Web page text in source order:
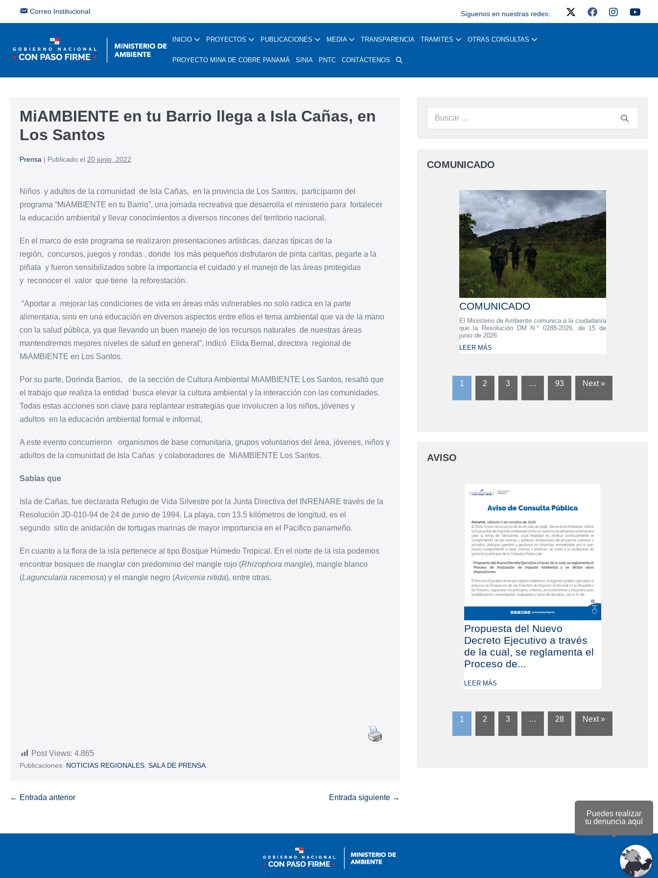
Puedes realizar
tu denuncia aquí
Correo Institucional Síguenos en nuestras redes:
INICIO PROYECTOS PUBLICACIONES MEDIA TRANSPARENCIA TRAMITES OTRAS CONSULTAS
PROYECTO MINA DE COBRE PANAMÁ SINIA PNTC CONTÁCTENOS
MiAMBIENTE en tu Barrio llega a Isla Cañas, en
Los Santos
Prensa | Publicado el 20 junio, 2022
Niños y adultos de la comunidad de Isla Cañas, en la provincia de Los Santos, participaron del
programa “MiAMBIENTE en tu Barrio”, una jornada recreativa que desarrolla el ministerio para fortalecer
la educación ambiental y llevar conocimientos a diversos rincones del territorio nacional.
En el marco de este programa se realizaron presentaciones artísticas, danzas típicas de la
región, concursos, juegos y rondas , donde los más pequeños disfrutaron de pinta caritas, pegarle a la
piñata y fueron sensibilizados sobre la importancia el cuidado y el manejo de las áreas protegidas
y reconocer el valor que tiene la reforestación.
“Aportar a mejorar las condiciones de vida en áreas más vulnerables no solo radica en la parte
alimentaria, sino en una educación en diversos aspectos entre ellos el tema ambiental que va de la mano
con la salud pública, ya que llevando un buen manejo de los recursos naturales de nuestras áreas
mantendremos mejores niveles de salud en general”, indicó Elida Bernal, directora regional de
MiAMBIENTE en Los Santos.
Por su parte, Dorinda Barrios, de la sección de Cultura Ambiental MiAMBIENTE Los Santos, resaltó que
el trabajo que realiza la entidad busca elevar la cultura ambiental y la interacción con las comunidades.
Todas estas acciones son clave para replantear estrategias que involucren a los niños, jóvenes y
adultos en la educación ambiental formal e informal,
A este evento concurrieron organismos de base comunitaria, grupos voluntarios del área, jóvenes, niños y
adultos de la comunidad de Isla Cañas y colaboradores de MiAMBIENTE Los Santos.
Sabías que
Isla de Cañas, fue declarada Refugio de Vida Silvestre por la Junta Directiva del INRENARE través de la
Resolución JD-010-94 de 24 de junio de 1994. La playa, con 13.5 kilómetros de longitud, es el
segundo sitio de anidación de tortugas marinas de mayor importancia en el Pacifico panameño.
En cuanto a la flora de la isla pertenece al tipo Bosque Húmedo Tropical. En el norte de la isla podemos
encontrar bosques de manglar con predominio del mangle rojo (Rhizophora mangle), mangle blanco
(Laguncularia racemosa) y el mangle negro (Avicenia nitida), entre otras.
Post Views: 4.865
Publicaciones: NOTICIAS REGIONALES SALA DE PRENSA
← Entrada anterior Entrada siguiente →
COMUNICADO
COMUNICADO
El Ministerio de Ambiente comunica a la ciudadanía
que la Resolución DM N.° 0288-2026, de 15 de
junio de 2026
LEER MÁS
1 2 3 … 93 Next »
AVISO
Propuesta del Nuevo
Decreto Ejecutivo a través
de la cual, se reglamenta el
Proceso de...
LEER MÁS
1 2 3 … 28 Next »